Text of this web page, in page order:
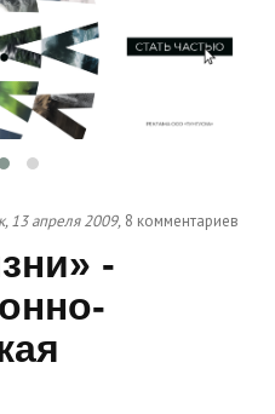
13 апреля 2009, 8 комментариев
-